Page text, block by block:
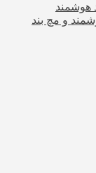
هوشمند
و مچ بند